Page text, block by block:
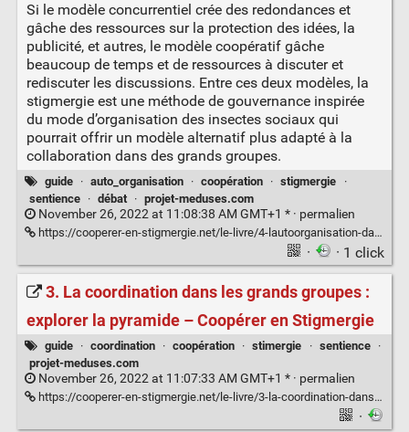
Si le modèle concurrentiel crée des redondances et
gâche des ressources sur la protection des idées, la
publicité, et autres, le modèle coopératif gâche
beaucoup de temps et de ressources à discuter et
rediscuter les discussions. Entre ces deux modèles, la
stigmergie est une méthode de gouvernance inspirée
du mode d’organisation des insectes sociaux qui
pourrait offrir un modèle alternatif plus adapté à la
collaboration dans des grands groupes.
guide · auto_organisation · coopération · stigmergie
·
sentience
· débat · projet-meduses.com
November 26, 2022 at 11:08:38 AM GMT+1 * · permalien
https://cooperer-en-stigmergie.net/le-livre/4-lautoorganisation-dans-les-grands-groupes-le-modele-stigmergique/
· · 1 click
3. La coordination dans les grands groupes :
explorer la pyramide – Coopérer en Stigmergie
guide · coordination · coopération · stimergie · sentience
·
projet-meduses.com
November 26, 2022 at 11:07:33 AM GMT+1 * · permalien
https://cooperer-en-stigmergie.net/le-livre/3-la-coordination-dans-les-grands-groupes-explorer-la-pyramide/
·